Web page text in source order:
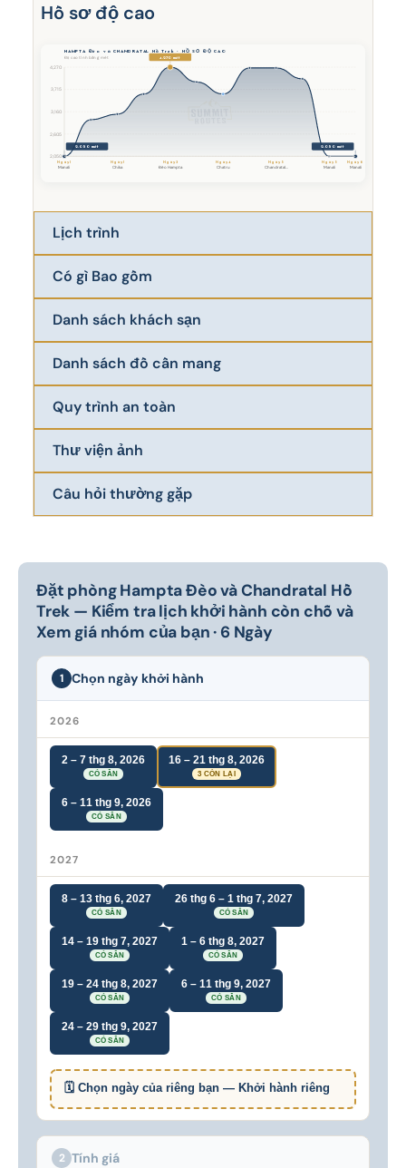
Hồ sơ độ cao
HAMPTA Đèo và CHANDRATAL Hồ Trek - HỒ SƠ ĐỘ CAO
Độ cao tính bằng mét
2,050
2,605
3,160
3,715
4,270
2.050 mét
4.270 mét
2.050 mét
Ngày 1
Manali
Ngày 1
Chika
Ngày 3
Đèo Hampta
Ngày 4
Chatru
Ngày 5
Chandratal...
Ngày 5
Manali
Ngày 6
Manali
Lịch trình
Có gì Bao gồm
Danh sách khách sạn
Danh sách đồ cần mang
Quy trình an toàn
Thư viện ảnh
Câu hỏi thường gặp
Đặt phòng Hampta Đèo và Chandratal Hồ
Trek — Kiểm tra lịch khởi hành còn chỗ và
Xem giá nhóm của bạn · 6 Ngày
1 Chọn ngày khởi hành
2026
2 – 7 thg 8, 2026
CÓ SẴN
16 – 21 thg 8, 2026
3 CÒN LẠI
6 – 11 thg 9, 2026
CÓ SẴN
2027
8 – 13 thg 6, 2027
CÓ SẴN
26 thg 6 – 1 thg 7, 2027
CÓ SẴN
14 – 19 thg 7, 2027
CÓ SẴN
1 – 6 thg 8, 2027
CÓ SẴN
19 – 24 thg 8, 2027
CÓ SẴN
6 – 11 thg 9, 2027
CÓ SẴN
24 – 29 thg 9, 2027
CÓ SẴN
🗓 Chọn ngày của riêng bạn — Khởi hành riêng
2 Tính giá